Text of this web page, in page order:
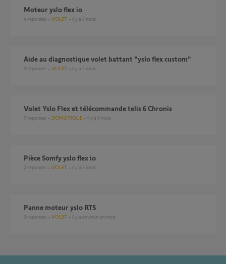
Moteur yslo flex io
4 réponses VOLET il y a 3 mois
Aide au diagnostique volet battant "yslo flex custom"
3 réponses VOLET il y a 5 mois
Volet Yslo Flex et télécommande telis 6 Chronis
7 réponses DOMOTIQUE il y a 6 mois
Pièce Somfy yslo flex io
2 réponses VOLET il y a 3 mois
Panne moteur yslo RTS
3 réponses VOLET il y a environ un mois